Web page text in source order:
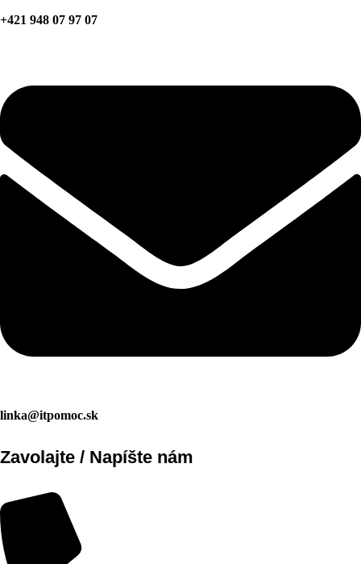
+421 948 07 97 07
linka@itpomoc.sk
Zavolajte / Napíšte nám